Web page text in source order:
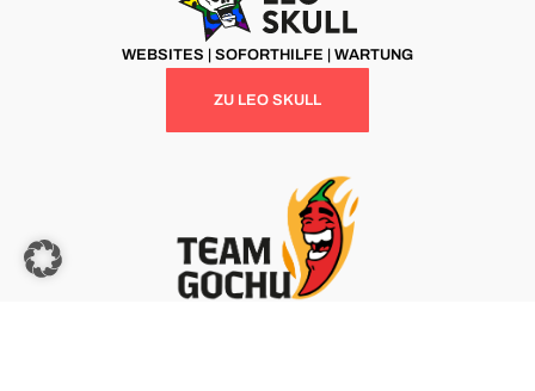
WEBSITES | SOFORTHILFE | WARTUNG
ZU LEO SKULL